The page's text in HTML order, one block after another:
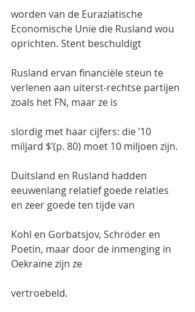
worden van de Euraziatische
Economische Unie die Rusland wou
oprichten. Stent beschuldigt
Rusland ervan financiële steun te
verlenen aan uiterst-rechtse partijen
zoals het FN, maar ze is
slordig met haar cijfers: die ’10
miljard $’(p. 80) moet 10 miljoen zijn.
Duitsland en Rusland hadden
eeuwenlang relatief goede relaties
en zeer goede ten tijde van
Kohl en Gorbatsjov, Schröder en
Poetin, maar door de inmenging in
Oekraïne zijn ze
vertroebeld.